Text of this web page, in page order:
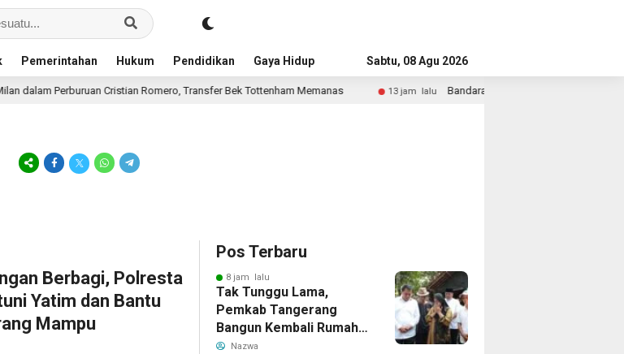
Pemerintahan Hukum Pendidikan Gaya Hidup AdvertorialSabtu, 08 Agu 2026
Romero, Transfer Bek Tottenham Memanas 13 jam lalu Bandara Husein Sastranegara Kembali Layani Pesawat Jet
Berbagi, Polresta
Yatim dan Bantu
Mampu
Pos Terbaru
8 jam lalu
Tak Tunggu Lama,
Pemkab Tangerang
Bangun Kembali Rumah
Warga yang Roboh
Nazwa